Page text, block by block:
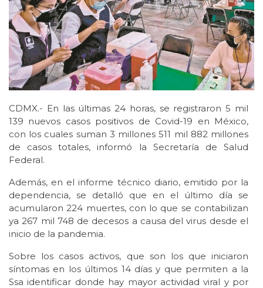
CDMX.- En las últimas 24 horas, se registraron 5 mil
139 nuevos casos positivos de Covid-19 en México,
con los cuales suman 3 millones 511 mil 882 millones
de casos totales, informó la Secretaría de Salud
Federal.
Además, en el informe técnico diario, emitido por la
dependencia, se detalló que en el último día se
acumularon 224 muertes, con lo que se contabilizan
ya 267 mil 748 de decesos a causa del virus desde el
inicio de la pandemia.
Sobre los casos activos, que son los que iniciaron
síntomas en los últimos 14 días y que permiten a la
Ssa identificar donde hay mayor actividad viral y por